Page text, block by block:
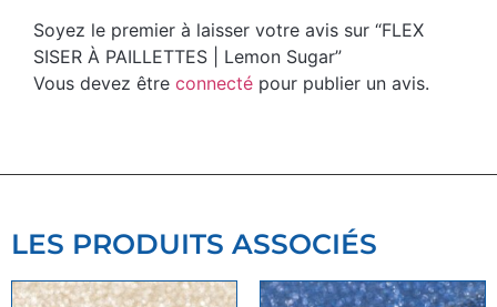
Soyez le premier à laisser votre avis sur “FLEX
SISER À PAILLETTES | Lemon Sugar”
Vous devez être connecté pour publier un avis.
LES PRODUITS ASSOCIÉS